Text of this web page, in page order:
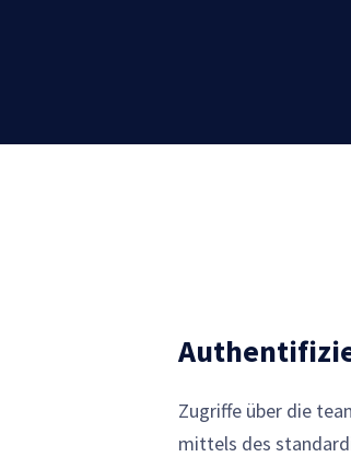
Zugriffe über die
mittels des